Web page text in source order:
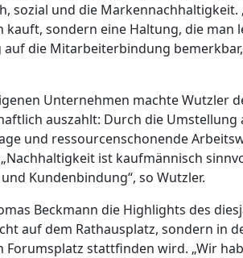
sozial und die Markennachhaltigkeit.
sondern eine Haltung, die man
auf die Mitarbeiterbindung
Unternehmen machte Wutzler
auszahlt: Durch die Umstellung
und ressourcenschonende
ist kaufmännisch
Kundenbindung“, so Wutzler.
Beckmann die Highlights des
auf dem Rathausplatz, sondern in
stattfinden wird. „Wir